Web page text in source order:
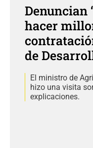
Denuncian
hacer
de
El ministro de
hizo una visita
explicaciones.